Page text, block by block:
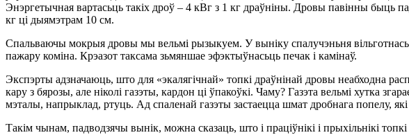
Энэргетычная вартасьць такіх дроў – 4 кВг з 1 кг драўніны. Дровы павінны быць
кг ці дыямэтрам 10 см.
Спальваючы мокрыя дровы мы вельмі рызыкуем. У выніку спалучэньня
пажару коміна. Крэазот таксама зьмяншае эфэктыўнасьць печак і камінаў.
Экспэрты адзначаюць, што для «экалягічнай» топкі драўнінай дровы неабходна
кару з бярозы, але ніколі газэты, кардон ці ўпакоўкі. Чаму? Газэта вельмі хутка
мэталы, напрыклад, ртуць. Ад спаленай газэты застаецца шмат дробнага попелу,
Такім чынам, падводзячы вынік, можна сказаць, што і праціўнікі і прыхільнікі